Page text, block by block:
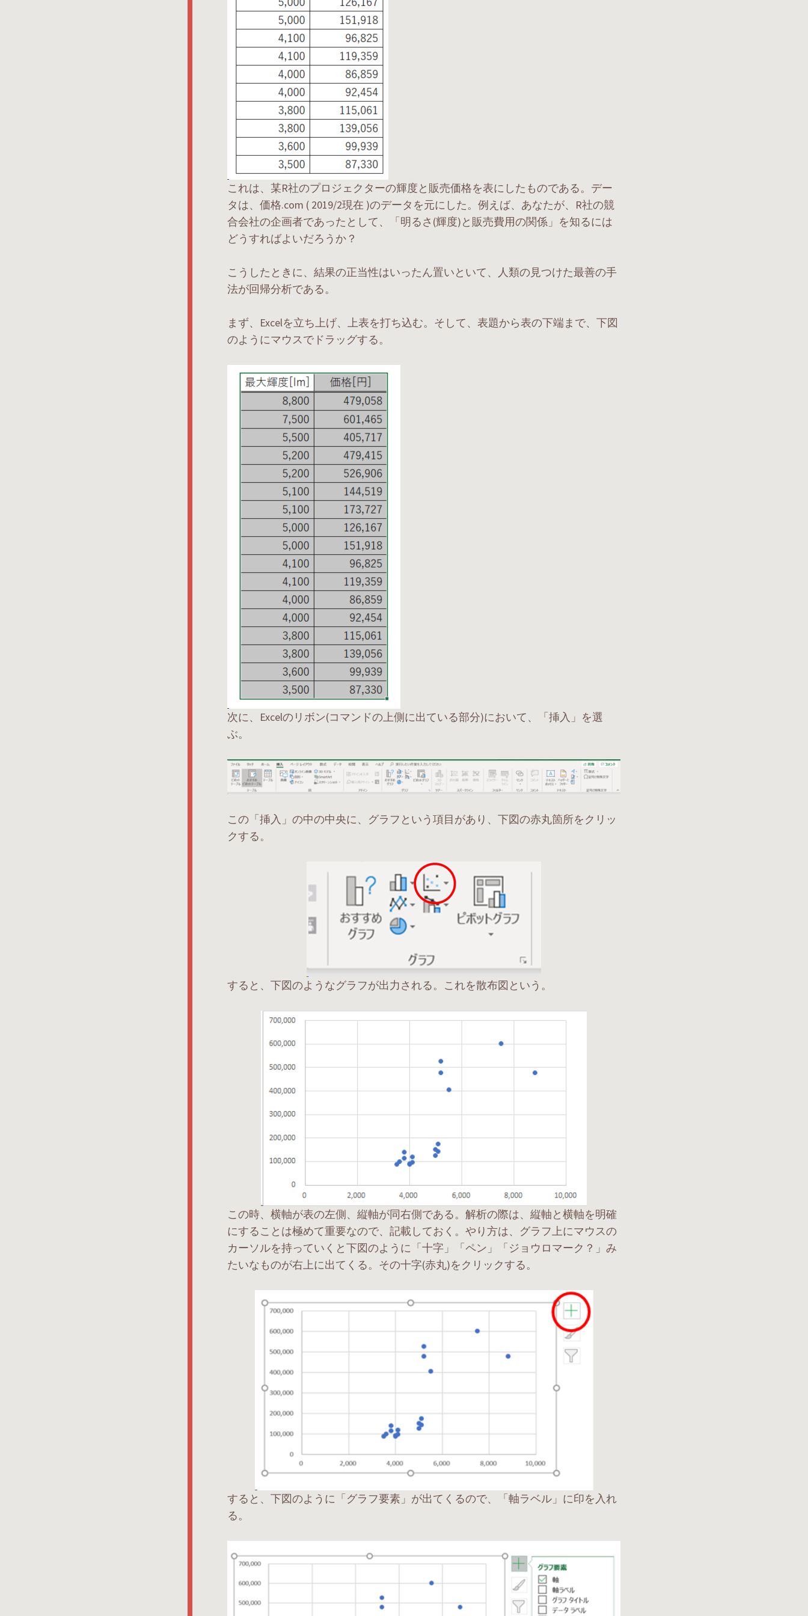
これは、某R社のプロジェクターの輝度と販売価格を表にしたものである。デー
タは、価格.com ( 2019/2現在 )のデータを元にした。例えば、あなたが、R社の競
合会社の企画者であったとして、「明るさ(輝度)と販売費用の関係」を知るには
どうすればよいだろうか？
こうしたときに、結果の正当性はいったん置いといて、人類の見つけた最善の手
法が回帰分析である。
まず、Excelを立ち上げ、上表を打ち込む。そして、表題から表の下端まで、下図
のようにマウスでドラッグする。
次に、Excelのリボン(コマンドの上側に出ている部分)において、「挿入」を選
ぶ。
この「挿入」の中の中央に、グラフという項目があり、下図の赤丸箇所をクリッ
クする。
すると、下図のようなグラフが出力される。これを散布図という。
この時、横軸が表の左側、縦軸が同右側である。解析の際は、縦軸と横軸を明確
にすることは極めて重要なので、記載しておく。やり方は、グラフ上にマウスの
カーソルを持っていくと下図のように「十字」「ペン」「ジョウロマーク？」み
たいなものが右上に出てくる。その十字(赤丸)をクリックする。
すると、下図のように「グラフ要素」が出てくるので、「軸ラベル」に印を入れ
る。